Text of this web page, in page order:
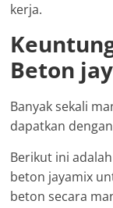
kerja.
Beton
Banyak sekali
dapatkan
Berikut ini
beton jayamix
beton secara